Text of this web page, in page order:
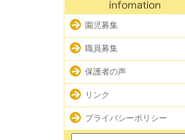
園児募集
職員募集
保護者の声
リンク
プライバシーポリシー